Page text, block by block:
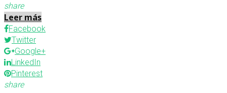
share
Leer más
Facebook
Twitter
Google+
LinkedIn
Pinterest
share